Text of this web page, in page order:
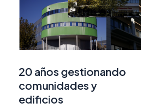
20 años gestionando
comunidades y
edificios